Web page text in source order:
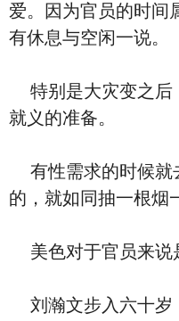
爱。因为官员的时间
有休息与空闲一说。
特别是大灾变之后
就义的准备。
有性需求的时候就
的，就如同抽一根烟
美色对于官员来说
刘瀚文步入六十岁